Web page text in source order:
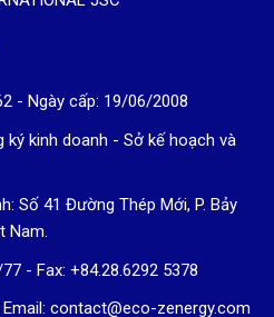
- Ngày cấp: 19/06/2008
ký kinh doanh - Sở kế hoạch và
Số 41 Đường Thép Mới, P. Bảy
Nam.
- Fax: +84.28.6292 5378
Email: contact@eco-zenergy.com